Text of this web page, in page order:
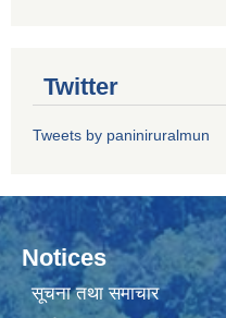
Notices
सूचना तथा समाचार
सार्वजनिक खरीद /बोलपत्र